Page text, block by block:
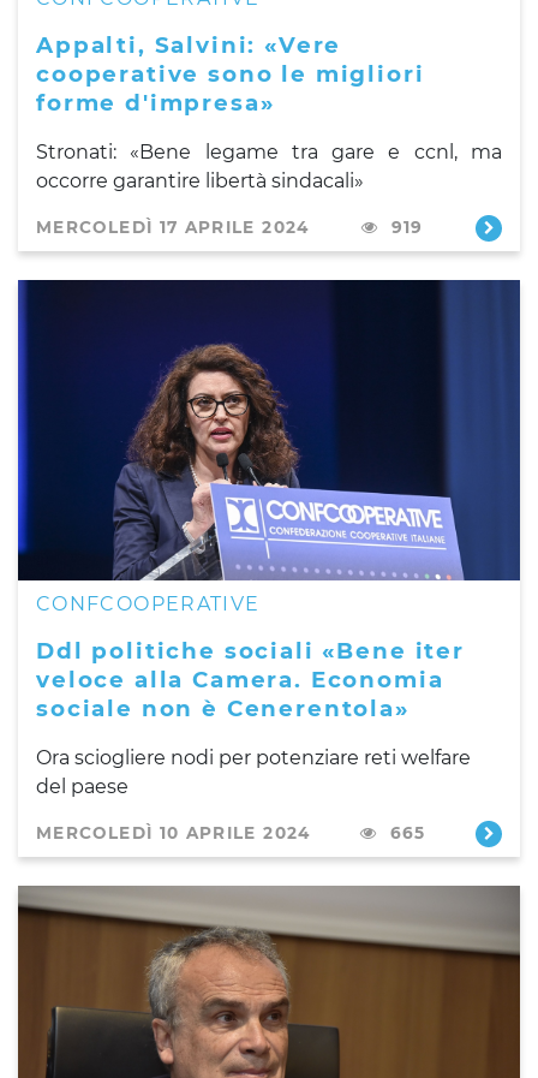
Appalti, Salvini: «Vere
cooperative sono le migliori
forme d'impresa»
Stronati: «Bene legame tra gare e ccnl, ma
occorre garantire libertà sindacali»
MERCOLEDÌ 17 APRILE 2024 919
CONFCOOPERATIVE
Ddl politiche sociali «Bene iter
veloce alla Camera. Economia
sociale non è Cenerentola»
Ora sciogliere nodi per potenziare reti welfare
del paese
MERCOLEDÌ 10 APRILE 2024 665